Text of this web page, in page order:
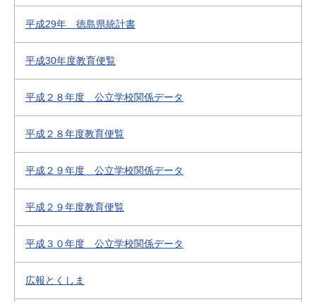
平成29年 徳島県統計書
平成30年度教育便覧
平成２８年度 公立学校関係データ
平成２８年度教育便覧
平成２９年度 公立学校関係データ
平成２９年度教育便覧
平成３０年度 公立学校関係データ
広報とくしま